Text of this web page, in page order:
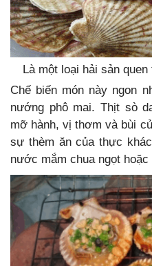
Là một loại hải sản
Chế biến món này ngon
nướng phô mai. Thịt sò
mỡ hành, vị thơm và bùi
sự thèm ăn của thực
nước mắm chua ngọt hoặc